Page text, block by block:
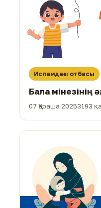
Исламдағы отбасы
Бала мінезінің
07 Қараша 20253193